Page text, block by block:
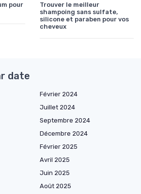
pour
Trouver le meilleur
shampoing sans sulfate,
silicone et paraben pour vos
cheveux
date
Février 2024
Juillet 2024
Septembre 2024
Décembre 2024
Février 2025
Avril 2025
Juin 2025
Août 2025